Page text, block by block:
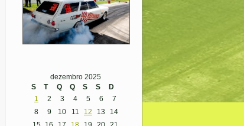
dezembro 2025
S
T Q Q S S D
1 2 3 4 5 6
7
8
9 10 11 12 13
14